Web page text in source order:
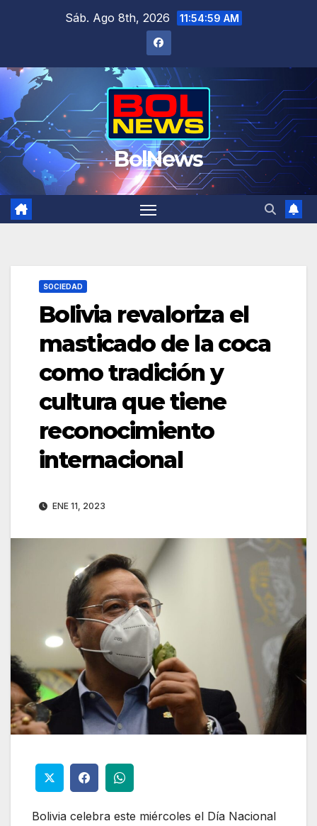
Sáb. Ago 8th, 2026 11:55:00 AM
BolNews
SOCIEDAD
Bolivia revaloriza el
masticado de la coca
como tradición y
cultura que tiene
reconocimiento
internacional
ENE 11, 2023
Bolivia celebra este miércoles el Día Nacional